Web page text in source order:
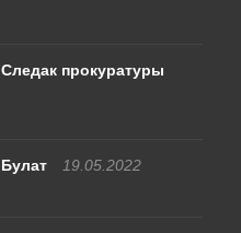
Следак прокуратуры
Булат
19.05.2022